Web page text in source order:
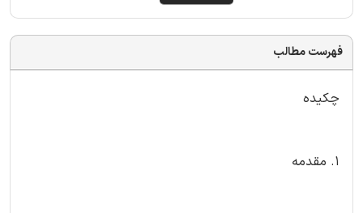
فهرست مطالب
چکیده
1. مقدمه